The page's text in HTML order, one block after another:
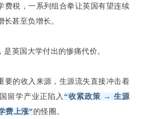
费税，一系列组合拳让英国有望连续
甚至负增长。
是英国大学付出的惨痛代价。
要的收入来源，生源流失直接冲击着
留学产业正陷入“收紧政策 → 生源
费上涨”的怪圈。